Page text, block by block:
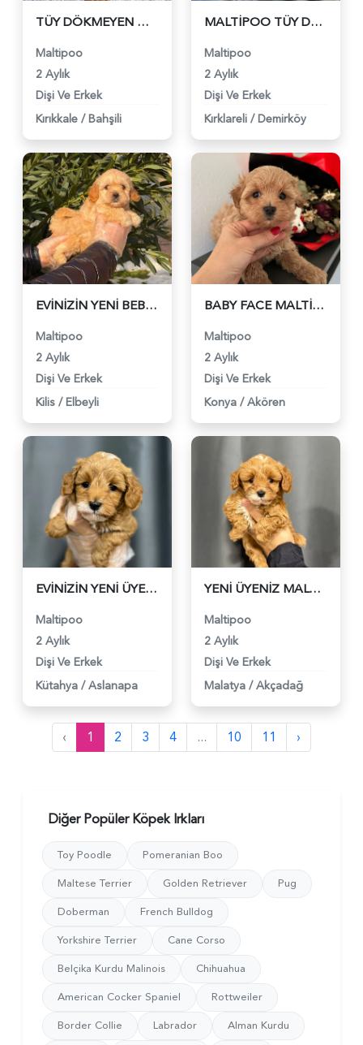
TÜY DÖKMEYEN MALTİPOO BEBEKLER - 6318
Maltipoo
2 Aylık
Dişi Ve Erkek
Kırıkkale / Bahşili
MALTİPOO TÜY DÖKMEZ KOKU YAPMAZ - 6319
Maltipoo
2 Aylık
Dişi Ve Erkek
Kırklareli / Demirköy
EVİNİZİN YENİ BEBEK ÜYESİ - 6320
Maltipoo
2 Aylık
Dişi Ve Erkek
Kilis / Elbeyli
BABY FACE MALTİPOO BEBEKLER - 6321
Maltipoo
2 Aylık
Dişi Ve Erkek
Konya / Akören
EVİNİZİN YENİ ÜYESİ MALTİPOO BEBEKLER - 6322
Maltipoo
2 Aylık
Dişi Ve Erkek
Kütahya / Aslanapa
YENİ ÜYENİZ MALTİPOO - 6323
Maltipoo
2 Aylık
Dişi Ve Erkek
Malatya / Akçadağ
‹ 1 2 3 4 ... 10 11 ›
Diğer Popüler Köpek Irkları
Toy Poodle
Pomeranian Boo
Maltese Terrier
Golden Retriever
Pug
Doberman
French Bulldog
Yorkshire Terrier
Cane Corso
Belçika Kurdu Malinois
Chihuahua
American Cocker Spaniel
Rottweiler
Border Collie
Labrador
Alman Kurdu